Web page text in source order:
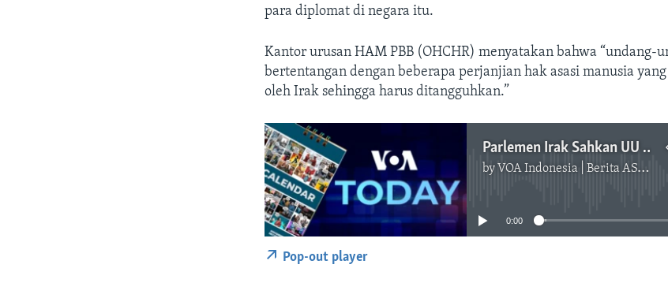
para diplomat di negara itu.
Kantor urusan HAM PBB (OHCHR) menyatakan bahwa “undang-
bertentangan dengan beberapa perjanjian hak asasi manusia
oleh Irak sehingga harus ditangguhkan.”
Parlemen Irak Sahkan UU Anti-LGBTQ+, Ancam Hukuman Penjara Hingga 15 Tahun
by VOA Indonesia | Berita AS, Dunia, Indonesia, Diaspora Indonesia di AS
No media source currently available
0:00
Pop-out player